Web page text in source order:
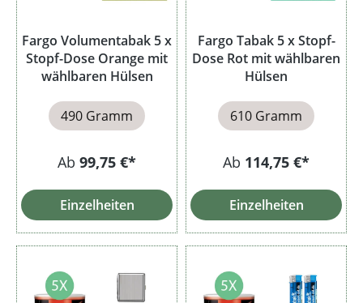
Fargo Volumentabak 5 x
Stopf-Dose Orange mit
wählbaren Hülsen
490 Gramm
Ab 99,75 €*
Einzelheiten
Fargo Tabak 5 x Stopf-
Dose Rot mit wählbaren
Hülsen
610 Gramm
Ab 114,75 €*
Einzelheiten